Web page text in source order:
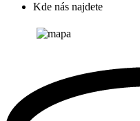
Kde nás najdete